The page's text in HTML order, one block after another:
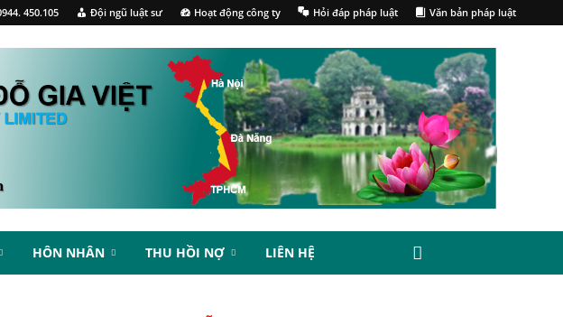
450.105 Đội ngũ luật sư Hoạt động công ty Hỏi đáp pháp luật Văn bản pháp luật
HÔN NHÂN THU HỒI NỢ LIÊN HỆ